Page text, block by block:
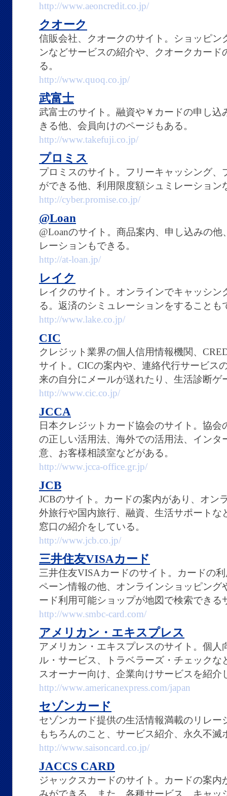
http://www.aeoncredit.co.jp/
クオーク
信販会社、クオークのサイト。ショッピン
ンなどサービスの紹介や、クオークカー
る。
http://www.quoq.co.jp/
武富士
武富士のサイト。融資や￥カードの申し込
きる他、会員向けのページもある。
http://www.takefuji.co.jp/
プロミス
プロミスのサイト。フリーキャッシング、
ができる他、利用限度額シュミレーション
http://cyber.promise.co.jp/
@Loan
@Loanのサイト。商品案内、申し込みの
レーションもできる。
http://at-loan.jp/
レイク
レイクのサイト。オンラインでキャッシ
る。返済のシミュレーションをすることも
http://www.lake.co.jp/
CIC
クレジット業界の個人信用情報機関、
サイト。CICの案内や、連絡代行サービス
来の自分にメールが送れたり、生活診断ゲ
http://www.cic.co.jp/
JCCA
日本クレジットカード協会のサイト。協
の正しい活用法、海外での活用法、インタ
意、お客様相談室などがある。
http://www.jcca-office.gr.jp/
JCB
JCBのサイト。カードの案内があり、オン
外旅行や国内旅行、融資、生活サポートな
窓口の紹介をしている。
http://www.jcb.co.jp/
三井住友VISAカード
三井住友VISAカードのサイト。カードの
ペーン情報の他、オンラインショッピング
ード利用可能ショップが地図で検索できる
http://www.smbc-card.com/
アメリカン・エキスプレス
アメリカン・エキスプレスのサイト。個
ル・サービス、トラベラーズ・チェック
スオーナー向け、企業向けサービスを紹介
http://www.americanexpress.com/japan
セゾンカード
セゾンカード提供の生活情報満載のリレ
もちろんのこと、サービス紹介、永久不
http://www.saisoncard.co.jp/
JACCS CARD
ジャックスカードのサイト。カードの案
みができる。また、各種サービス、キャ